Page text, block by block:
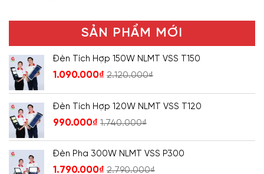
SẢN PHẨM MỚI
Đèn Tích Hợp 150W NLMT VSS T150
1.090.000₫ 2.120.000₫
Đèn Tích Hợp 120W NLMT VSS T120
990.000₫ 1.740.000₫
Đèn Pha 300W NLMT VSS P300
1.790.000₫ 2.790.000₫